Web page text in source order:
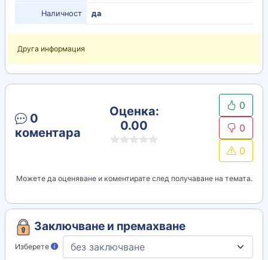
Наличност да
Друга информация
0
коментара
Оценка:
0.00
0
0
0
Можете да оценяване и коментирате след получаване на темата.
Заключване и премахване
Изберете